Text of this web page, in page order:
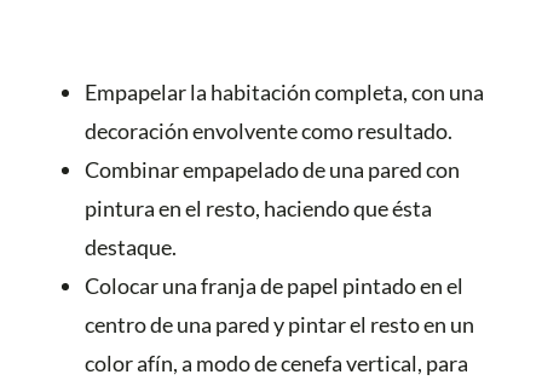
Empapelar la habitación completa, con una
decoración envolvente como resultado.
Combinar empapelado de una pared con
pintura en el resto, haciendo que ésta
destaque.
Colocar una franja de papel pintado en el
centro de una pared y pintar el resto en un
color afín, a modo de cenefa vertical, para